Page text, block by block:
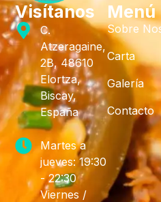
Visítanos
C.
Atzeragaine,
2B, 48610
Elortza,
Biscay,
España
Martes a
jueves: 19:30
- 22:30
Viernes /
Menú
Sobre
Carta
Galería
Contacto